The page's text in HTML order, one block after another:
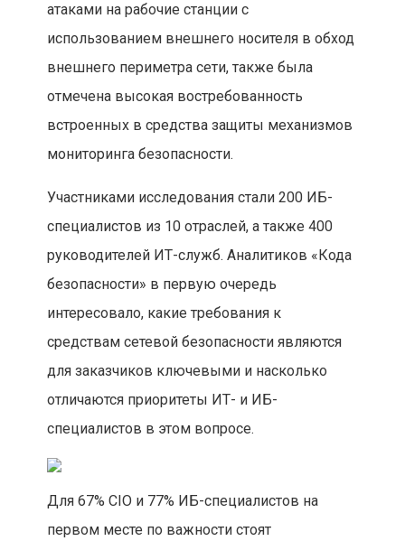
атаками на рабочие станции с
использованием внешнего носителя в обход
внешнего периметра сети, также была
отмечена высокая востребованность
встроенных в средства защиты механизмов
мониторинга безопасности.
Участниками исследования стали 200 ИБ-
специалистов из 10 отраслей, а также 400
руководителей ИТ-служб. Аналитиков «Кода
безопасности» в первую очередь
интересовало, какие требования к
средствам сетевой безопасности являются
для заказчиков ключевыми и насколько
отличаются приоритеты ИТ- и ИБ-
специалистов в этом вопросе.
Для 67% CIO и 77% ИБ-специалистов на
первом месте по важности стоят